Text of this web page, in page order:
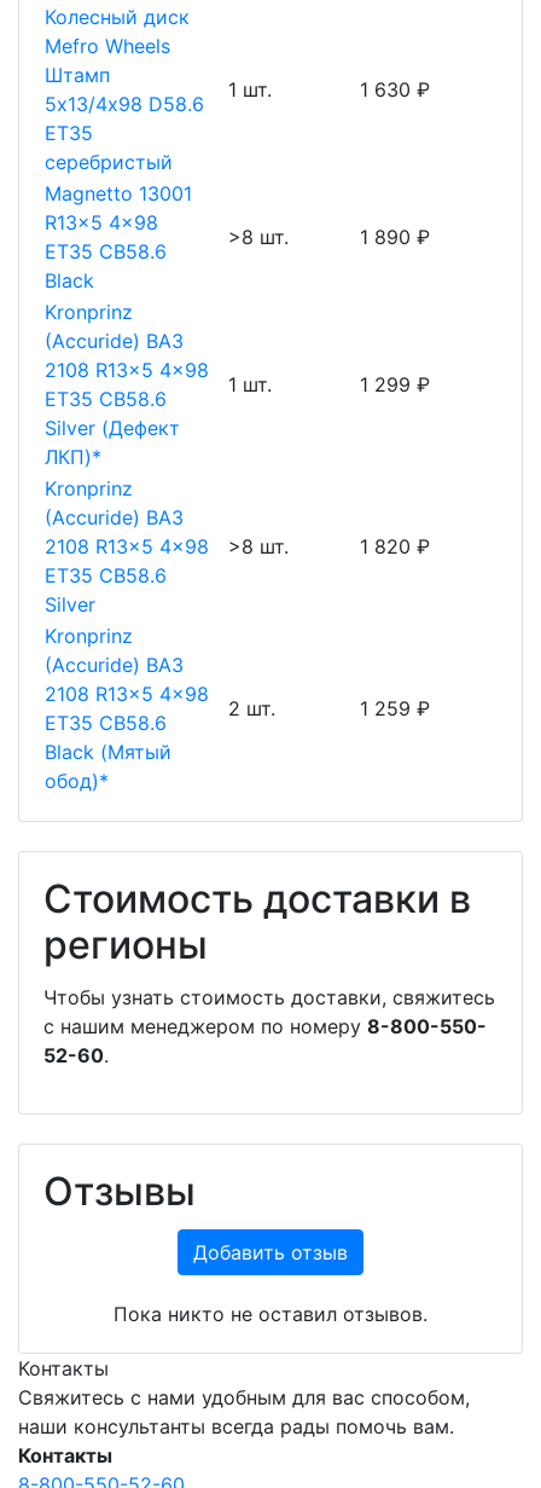
Колесный диск
Mefro Wheels
Штамп
5х13/4х98 D58.6
ET35
серебристый
1 шт. 1 630 ₽
Magnetto 13001
R13x5 4x98
ET35 CB58.6
Black
>8 шт. 1 890 ₽
Kronprinz
(Accuride) ВАЗ
2108 R13x5 4x98
ET35 CB58.6
Silver (Дефект
ЛКП)*
1 шт. 1 299 ₽
Kronprinz
(Accuride) ВАЗ
2108 R13x5 4x98
ET35 CB58.6
Silver
>8 шт. 1 820 ₽
Kronprinz
(Accuride) ВАЗ
2108 R13x5 4x98
ET35 CB58.6
Black (Мятый
обод)*
2 шт. 1 259 ₽
Стоимость доставки в
регионы
Чтобы узнать стоимость доставки, свяжитесь
с нашим менеджером по номеру 8-800-550-
52-60.
Отзывы
Добавить отзыв
Пока никто не оставил отзывов.
Контакты
Свяжитесь с нами удобным для вас способом,
наши консультанты всегда рады помочь вам.
Контакты